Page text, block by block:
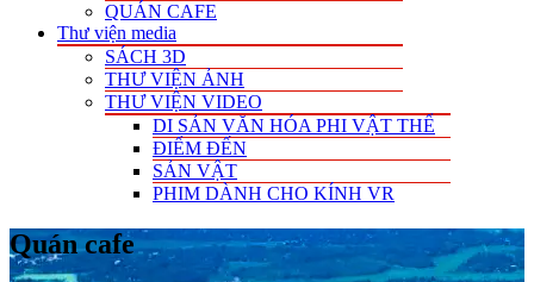
QUÁN CAFE
Thư viện media
SÁCH 3D
THƯ VIỆN ẢNH
THƯ VIỆN VIDEO
DI SẢN VĂN HÓA PHI VẬT THỂ
ĐIỂM ĐẾN
SẢN VẬT
PHIM DÀNH CHO KÍNH VR
Quán cafe